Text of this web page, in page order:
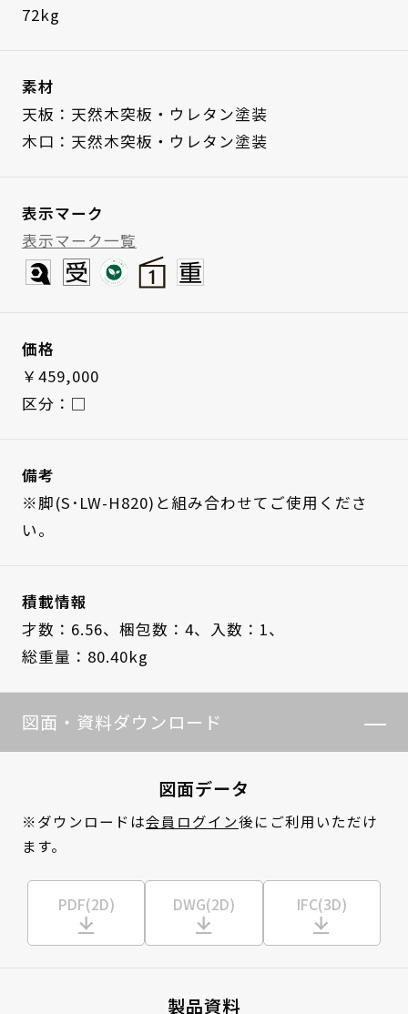
72kg
素材
天板：天然木突板・ウレタン塗装
木口：天然木突板・ウレタン塗装
表示マーク
表示マーク一覧
価格
￥459,000
区分：□
備考
※脚(S･LW-H820)と組み合わせてご使用くださ
い。
積載情報
才数：6.56、 梱包数：4、
入数：1、
総重量：80.40kg
図面・資料ダウンロード
図面データ
※ダウンロードは会員ログイン後にご利用いただけ
ます。
PDF(2D) DWG(2D) IFC(3D)
製品資料